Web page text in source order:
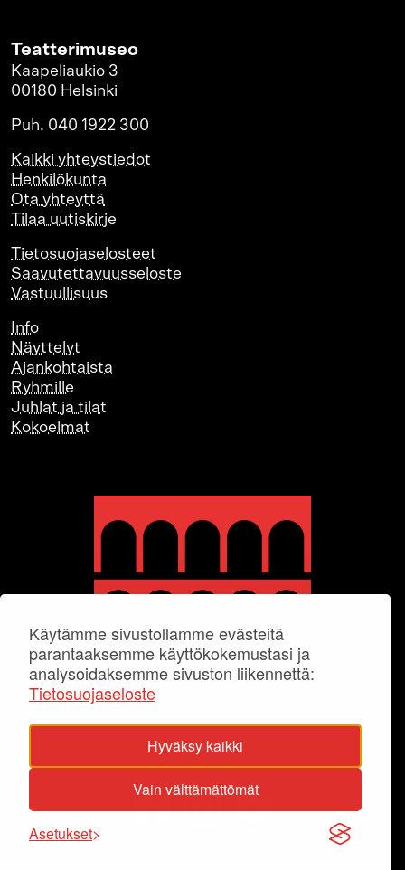
Käytämme sivustollamme evästeitä
parantaaksemme käyttökokemustasi ja
analysoidaksemme sivuston liikennettä:
Tietosuojaseloste
Hyväksy kaikki
Vain välttämättömät
Asetukset
Teatterimuseo
Kaapeliaukio 3
00180 Helsinki
Puh. 040 1922 300
Kaikki yhteystiedot
Henkilökunta
Ota yhteyttä
Tilaa uutiskirje
Tietosuojaselosteet
Saavutettavuusseloste
Vastuullisuus
Info
Näyttelyt
Ajankohtaista
Ryhmille
Juhlat ja tilat
Kokoelmat